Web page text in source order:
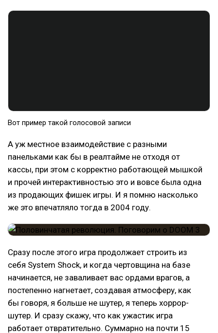
Вот пример такой голосовой записи
А уж местное взаимодействие с разными
панельками как бы в реалтайме не отходя от
кассы, при этом с корректно работающей мышкой
и прочей интерактивностью это и вовсе была одна
из продающих фишек игры. И я помню насколько
же это впечатляло тогда в 2004 году.
Сразу после этого игра продолжает строить из
себя System Shock, и когда чертовщина на базе
начинается, не заваливает вас ордами врагов, а
постепенно нагнетает, создавая атмосферу, как
бы говоря, я больше не шутер, я теперь хоррор-
шутер. И сразу скажу, что как ужастик игра
работает отвратительно. Суммарно на почти 15